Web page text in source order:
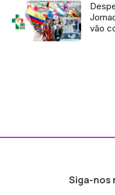
vão
Siga-nos